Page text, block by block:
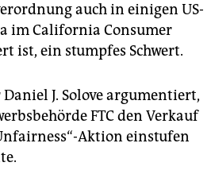
auch in einigen US-
im California Consumer
ist, ein stumpfes Schwert.
J. Solove argumentiert,
FTC den Verkauf
Aktion einstufen